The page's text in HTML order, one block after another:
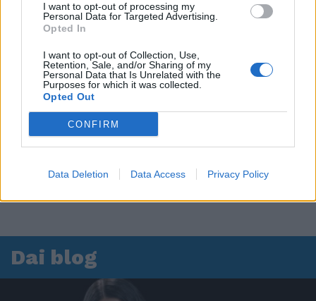
I want to opt-out of processing my
Personal Data for Targeted Advertising.
Opted In
I want to opt-out of Collection, Use,
Retention, Sale, and/or Sharing of my
Personal Data that Is Unrelated with the
Purposes for which it was collected.
Opted Out
CONFIRM
Data Deletion Data Access Privacy Policy
Dai blog